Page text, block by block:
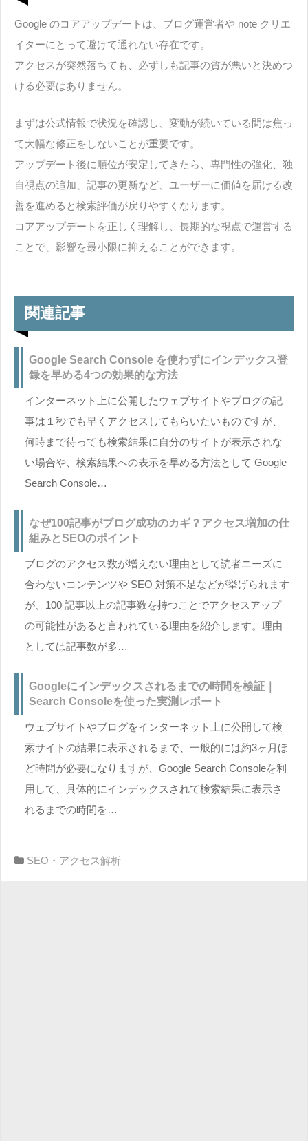
Google のコアアップデートは、ブログ運営者や note クリエ
イターにとって避けて通れない存在です。
アクセスが突然落ちても、必ずしも記事の質が悪いと決めつ
ける必要はありません。
まずは公式情報で状況を確認し、変動が続いている間は焦っ
て大幅な修正をしないことが重要です。
アップデート後に順位が安定してきたら、専門性の強化、独
自視点の追加、記事の更新など、ユーザーに価値を届ける改
善を進めると検索評価が戻りやすくなります。
コアアップデートを正しく理解し、長期的な視点で運営する
ことで、影響を最小限に抑えることができます。
関連記事
Google Search Console を使わずにインデックス登
録を早める4つの効果的な方法
インターネット上に公開したウェブサイトやブログの記
事は１秒でも早くアクセスしてもらいたいものですが、
何時まで待っても検索結果に自分のサイトが表示されな
い場合や、検索結果への表示を早める方法として Google
Search Console…
なぜ100記事がブログ成功のカギ？アクセス増加の仕
組みとSEOのポイント
ブログのアクセス数が増えない理由として読者ニーズに
合わないコンテンツや SEO 対策不足などが挙げられます
が、100 記事以上の記事数を持つことでアクセスアップ
の可能性があると言われている理由を紹介します。理由
としては記事数が多…
Googleにインデックスされるまでの時間を検証｜
Search Consoleを使った実測レポート
ウェブサイトやブログをインターネット上に公開して検
索サイトの結果に表示されるまで、一般的には約3ヶ月ほ
ど時間が必要になりますが、Google Search Consoleを利
用して、具体的にインデックスされて検索結果に表示さ
れるまでの時間を…
SEO・アクセス解析